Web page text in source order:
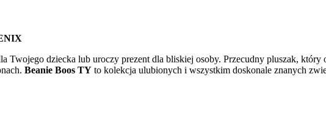
Twojego dziecka lub uroczy prezent dla bliskiej osoby. Przecudny pluszak, który
Beanie Boos TY to kolekcja ulubionych i wszystkim doskonale znanych